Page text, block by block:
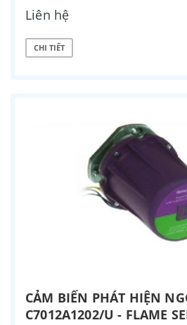
Liên hệ
CHI TIẾT
CẢM BIẾN PHÁT HIỆN
C7012A1202/U - FLAME